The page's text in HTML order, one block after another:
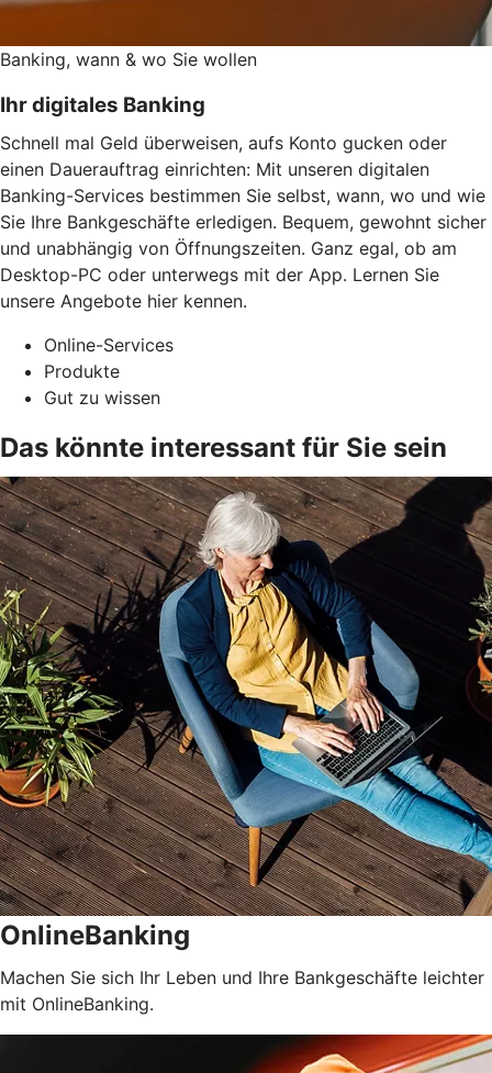
Banking, wann & wo Sie wollen
Ihr digitales Banking
Schnell mal Geld überweisen, aufs Konto gucken oder
einen Dauerauftrag einrichten: Mit unseren digitalen
Banking-Services bestimmen Sie selbst, wann, wo und wie
Sie Ihre Bankgeschäfte erledigen. Bequem, gewohnt sicher
und unabhängig von Öffnungszeiten. Ganz egal, ob am
Desktop-PC oder unterwegs mit der App. Lernen Sie
unsere Angebote hier kennen.
Online-Services
Produkte
Gut zu wissen
Das könnte interessant für Sie sein
OnlineBanking
Machen Sie sich Ihr Leben und Ihre Bankgeschäfte leichter
mit OnlineBanking.